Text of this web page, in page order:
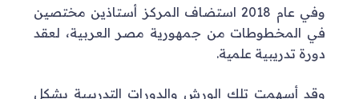
وفي عام 2018 استضاف المركز أستاذين مختصين
في المخطوطات من جمهورية مصر العربية، لعقد
دورة تدريبية علمية.
وقد أسهمت تلك الورش والدورات التدريبية بشكل